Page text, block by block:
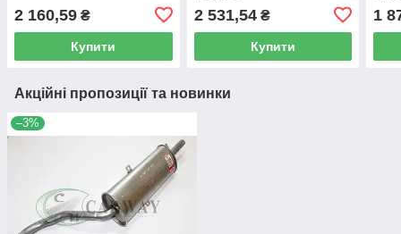
2 160,59 ₴
Купити
2 531,54₴
Купити
1
Акційні пропозиції та новинки
–3%